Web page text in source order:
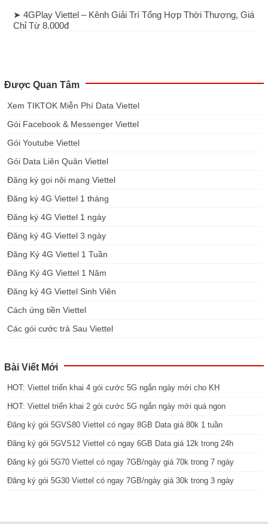
➤ 4GPlay Viettel – Kênh Giải Trí Tổng Hợp Thời Thượng, Giá
Chỉ Từ 8.000đ
Được Quan Tâm
Xem TIKTOK Miễn Phí Data Viettel
Gói Facebook & Messenger Viettel
Gói Youtube Viettel
Gói Data Liên Quân Viettel
Đăng ký gọi nội mạng Viettel
Đăng ký 4G Viettel 1 tháng
Đăng ký 4G Viettel 1 ngày
Đăng ký 4G Viettel 3 ngày
Đăng Ký 4G Viettel 1 Tuần
Đăng Ký 4G Viettel 1 Năm
Đăng ký 4G Viettel Sinh Viên
Cách ứng tiền Viettel
Các gói cước trả Sau Viettel
Bài Viết Mới
HOT: Viettel triển khai 4 gói cước 5G ngắn ngày mới cho KH
HOT: Viettel triển khai 2 gói cước 5G ngắn ngày mới quá ngon
Đăng ký gói 5GVS80 Viettel có ngay 8GB Data giá 80k 1 tuần
Đăng ký gói 5GVS12 Viettel có ngay 6GB Data giá 12k trong 24h
Đăng ký gói 5G70 Viettel có ngay 7GB/ngày giá 70k trong 7 ngày
Đăng ký gói 5G30 Viettel có ngay 7GB/ngày giá 30k trong 3 ngày